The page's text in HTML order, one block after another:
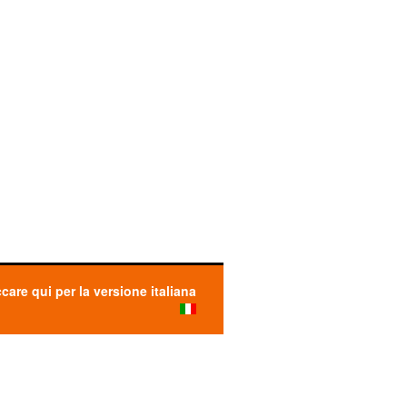
qui per la versione italiana